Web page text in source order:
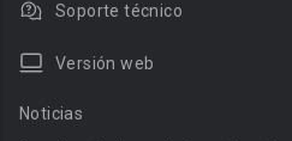
Soporte técnico
Versión web
Noticias